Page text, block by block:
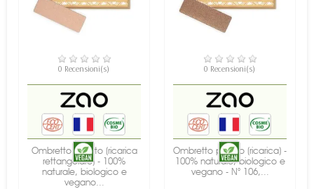
DISPONIBILE
0 Recensioni(s)
Ombretto perlato (ricarica
rettangolare) - 100%
naturale, biologico e
vegano...
DISPONIBILE
0 Recensioni(s)
Ombretto perlato (ricarica) -
100% naturale, biologico e
vegano - N° 106,...